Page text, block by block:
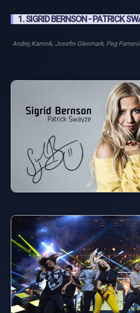
1. SIGRID BERNSON - PATRICK
Andrej Kamnik, Josefin Glenmark, Peg